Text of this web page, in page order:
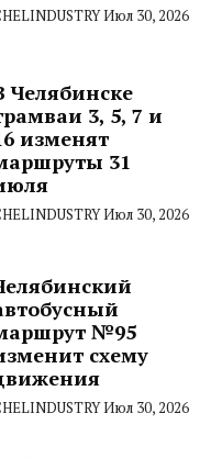
Июл 30, 2026
Челябинске
3, 5, 7 и
изменят
31
Июл 30, 2026
№95
схему
Июл 30, 2026